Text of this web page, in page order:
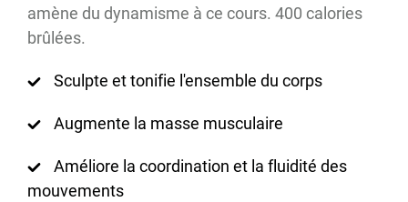
amène du dynamisme à ce cours. 400 calories
brûlées.
Sculpte et tonifie l'ensemble du corps
Augmente la masse musculaire
Améliore la coordination et la fluidité des
mouvements